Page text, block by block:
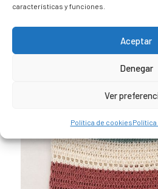
características y funciones.
Aceptar
Denegar
Ver
Política de cookiesPolítica